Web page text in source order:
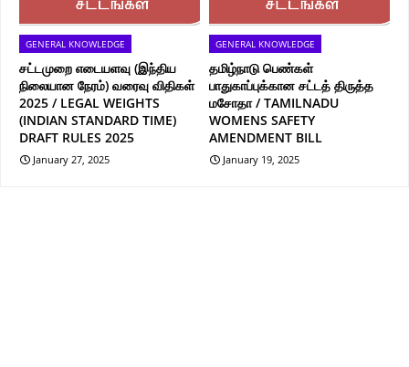
GENERAL KNOWLEDGE
சட்டமுறை எடையளவு (இந்திய
நிலையான நேரம்) வரைவு விதிகள்
2025 / LEGAL WEIGHTS
(INDIAN STANDARD TIME)
DRAFT RULES 2025
January 27, 2025
GENERAL KNOWLEDGE
தமிழ்நாடு பெண்கள்
பாதுகாப்புக்கான சட்டத் திருத்த
மசோதா / TAMILNADU
WOMENS SAFETY
AMENDMENT BILL
January 19, 2025